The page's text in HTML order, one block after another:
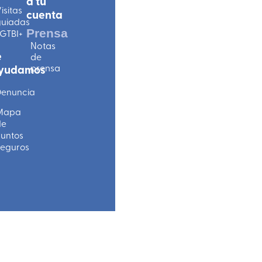
cuenta
Prensa
Notas
de
prensa